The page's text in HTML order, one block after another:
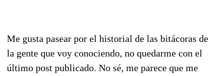
Me gusta pasear por el historial de las bitácoras de
la gente que voy conociendo, no quedarme con el
último post publicado. No sé, me parece que me